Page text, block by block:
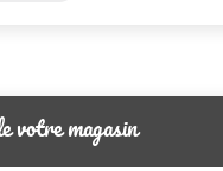
votre magasin